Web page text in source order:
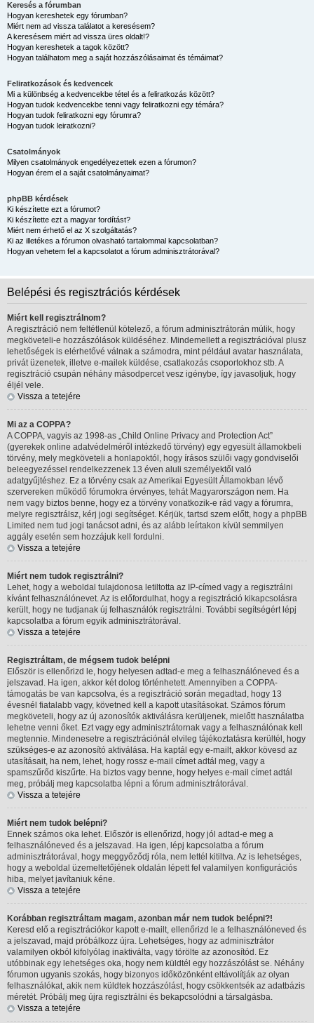
Keresés a fórumban
Hogyan kereshetek egy fórumban?
Miért nem ad vissza találatot a keresésem?
A keresésem miért ad vissza üres oldalt!?
Hogyan kereshetek a tagok között?
Hogyan találhatom meg a saját hozzászólásaimat és témáimat?
Feliratkozások és kedvencek
Mi a különbség a kedvencekbe tétel és a feliratkozás között?
Hogyan tudok kedvencekbe tenni vagy feliratkozni egy témára?
Hogyan tudok feliratkozni egy fórumra?
Hogyan tudok leiratkozni?
Csatolmányok
Milyen csatolmányok engedélyezettek ezen a fórumon?
Hogyan érem el a saját csatolmányaimat?
phpBB kérdések
Ki készítette ezt a fórumot?
Ki készítette ezt a magyar fordítást?
Miért nem érhető el az X szolgáltatás?
Ki az illetékes a fórumon olvasható tartalommal kapcsolatban?
Hogyan vehetem fel a kapcsolatot a fórum adminisztrátorával?
Belépési és regisztrációs kérdések
Miért kell regisztrálnom?
A regisztráció nem feltétlenül kötelező, a fórum adminisztrátorán múlik, hogy
megköveteli-e hozzászólások küldéséhez. Mindemellett a regisztrációval plusz
lehetőségek is elérhetővé válnak a számodra, mint például avatar használata,
privát üzenetek, illetve e-mailek küldése, csatlakozás csoportokhoz stb. A
regisztráció csupán néhány másodpercet vesz igénybe, így javasoljuk, hogy
éljél vele.
Vissza a tetejére
Mi az a COPPA?
A COPPA, vagyis az 1998-as „Child Online Privacy and Protection Act”
(gyerekek online adatvédelméről intézkedő törvény) egy egyesült államokbeli
törvény, mely megköveteli a honlapoktól, hogy írásos szülői vagy gondviselői
beleegyezéssel rendelkezzenek 13 éven aluli személyektől való
adatgyűjtéshez. Ez a törvény csak az Amerikai Egyesült Államokban lévő
szervereken működő fórumokra érvényes, tehát Magyarországon nem. Ha
nem vagy biztos benne, hogy ez a törvény vonatkozik-e rád vagy a fórumra,
melyre regisztrálsz, kérj jogi segítséget. Kérjük, tartsd szem előtt, hogy a phpBB
Limited nem tud jogi tanácsot adni, és az alább leírtakon kívül semmilyen
aggály esetén sem hozzájuk kell fordulni.
Vissza a tetejére
Miért nem tudok regisztrálni?
Lehet, hogy a weboldal tulajdonosa letiltotta az IP-címed vagy a regisztrálni
kívánt felhasználónevet. Az is előfordulhat, hogy a regisztráció kikapcsolásra
került, hogy ne tudjanak új felhasználók regisztrálni. További segítségért lépj
kapcsolatba a fórum egyik adminisztrátorával.
Vissza a tetejére
Regisztráltam, de mégsem tudok belépni
Először is ellenőrizd le, hogy helyesen adtad-e meg a felhasználóneved és a
jelszavad. Ha igen, akkor két dolog történhetett. Amennyiben a COPPA-
támogatás be van kapcsolva, és a regisztráció során megadtad, hogy 13
évesnél fiatalabb vagy, követned kell a kapott utasításokat. Számos fórum
megköveteli, hogy az új azonosítók aktiválásra kerüljenek, mielőtt használatba
lehetne venni őket. Ezt vagy egy adminisztrátornak vagy a felhasználónak kell
megtennie. Mindenesetre a regisztrációnál elvileg tájékoztatásra kerültél, hogy
szükséges-e az azonosító aktiválása. Ha kaptál egy e-mailt, akkor kövesd az
utasításait, ha nem, lehet, hogy rossz e-mail címet adtál meg, vagy a
spamszűrőd kiszűrte. Ha biztos vagy benne, hogy helyes e-mail címet adtál
meg, próbálj meg kapcsolatba lépni a fórum adminisztrátorával.
Vissza a tetejére
Miért nem tudok belépni?
Ennek számos oka lehet. Először is ellenőrizd, hogy jól adtad-e meg a
felhasználóneved és a jelszavad. Ha igen, lépj kapcsolatba a fórum
adminisztrátorával, hogy meggyőződj róla, nem lettél kitiltva. Az is lehetséges,
hogy a weboldal üzemeltetőjének oldalán lépett fel valamilyen konfigurációs
hiba, melyet javítaniuk kéne.
Vissza a tetejére
Korábban regisztráltam magam, azonban már nem tudok belépni?!
Keresd elő a regisztrációkor kapott e-mailt, ellenőrizd le a felhasználóneved és
a jelszavad, majd próbálkozz újra. Lehetséges, hogy az adminisztrátor
valamilyen okból kifolyólag inaktiválta, vagy törölte az azonosítód. Ez
utóbbinak egy lehetséges oka, hogy nem küldtél egy hozzászólást se. Néhány
fórumon ugyanis szokás, hogy bizonyos időközönként eltávolítják az olyan
felhasználókat, akik nem küldtek hozzászólást, hogy csökkentsék az adatbázis
méretét. Próbálj meg újra regisztrálni és bekapcsolódni a társalgásba.
Vissza a tetejére